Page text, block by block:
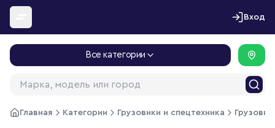
Перейти к содержимому
Вход
Все категории
Главная Категории Грузовики и спецтехника